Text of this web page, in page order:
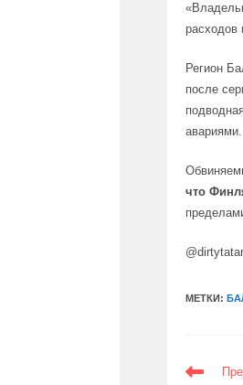
расходов
Регион
после
авариями.
что
МЕТКИ:
ЕЩЕ
СТАТЬИ